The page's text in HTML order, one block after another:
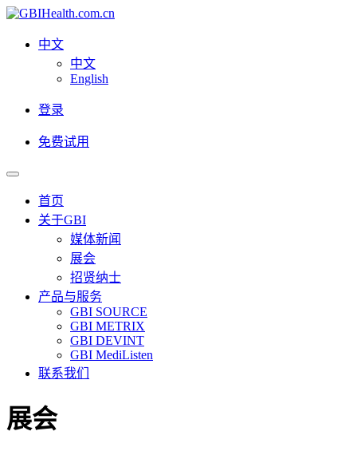
中文
中文
English
登录
免费试用
首页
关于GBI
媒体新闻
展会
招贤纳士
产品与服务
GBI SOURCE
GBI METRIX
GBI DEVINT
GBI MediListen
联系我们
展会